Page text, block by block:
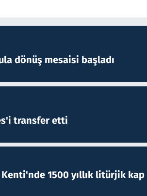
dönüş mesaisi başladı
transfer etti
1500 yıllık litürjik kap